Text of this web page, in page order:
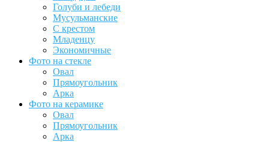
Голуби и лебеди
Мусульманские
С крестом
Младенцу
Экономичные
Фото на стекле
Овал
Прямоугольник
Арка
Фото на керамике
Овал
Прямоугольник
Арка